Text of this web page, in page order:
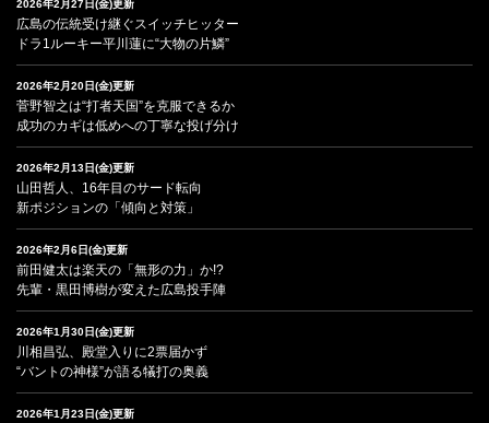
2026年2月27日(金)更新
広島の伝統受け継ぐスイッチヒッター
ドラ1ルーキー平川蓮に“大物の片鱗”
2026年2月20日(金)更新
菅野智之は“打者天国”を克服できるか
成功のカギは低めへの丁寧な投げ分け
2026年2月13日(金)更新
山田哲人、16年目のサード転向
新ポジションの「傾向と対策」
2026年2月6日(金)更新
前田健太は楽天の「無形の力」か!?
先輩・黒田博樹が変えた広島投手陣
2026年1月30日(金)更新
川相昌弘、殿堂入りに2票届かず
“バントの神様”が語る犠打の奥義
2026年1月23日(金)更新